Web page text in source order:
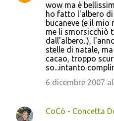
wow ma è
ho fatto l'albero
bucaneve (e il
me li smorsicchiò
dall'albero..),
stelle di natale,
cacao, troppo
so...intanto
6 dicembre 2007
CoCò - Concetta